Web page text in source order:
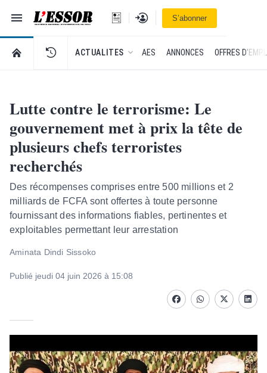
Navigation
L'Essor - retour à la une
Se connecterS’abonner
RETOUR À LA PAGE D’ACCUEIL DE L'ESSOR
ACTUALITES AES ANNONCES OFFRES
Lutte contre le terrorisme: Le
gouvernement met à prix la tête de
plusieurs chefs terroristes
recherchés
Des récompenses comprises entre 500 millions et 2
milliards de FCFA sont offertes à toute personne
fournissant des informations fiables, pertinentes et
exploitables permettant leur arrestation
Aminata Dindi Sissoko
Publié jeudi 04 juin 2026 à 15:08
FacebookwhatsappTwitter